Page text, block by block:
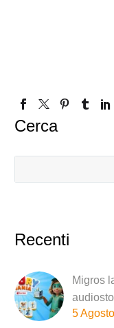
Cerca
Recenti
Migros
5